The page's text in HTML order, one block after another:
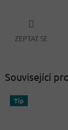
ZEPTAT SE
Související
Tip